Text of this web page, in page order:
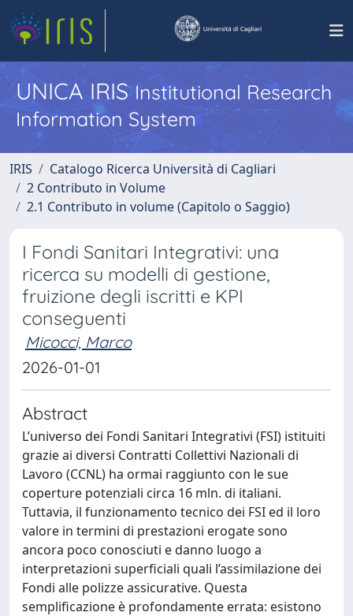
UNICA IRISInstitutional Research
Information System
IRIS
Catalogo Ricerca Università di Cagliari
2 Contributo in Volume
2.1 Contributo in volume (Capitolo o Saggio)
I Fondi Sanitari Integrativi: una
ricerca su modelli di gestione,
fruizione degli iscritti e KPI
conseguenti
Micocci, Marco
2026-01-01
Abstract
L’universo dei Fondi Sanitari Integrativi (FSI) istituiti
grazie ai diversi Contratti Collettivi Nazionali di
Lavoro (CCNL) ha ormai raggiunto con le sue
coperture potenziali circa 16 mln. di italiani.
Tuttavia, il funzionamento tecnico dei FSI ed il loro
valore in termini di prestazioni erogate sono
ancora poco conosciuti e danno luogo a
interpretazioni superficiali quali l’assimilazione dei
Fondi alle polizze assicurative. Questa
semplificazione è profondamente errata: esistono